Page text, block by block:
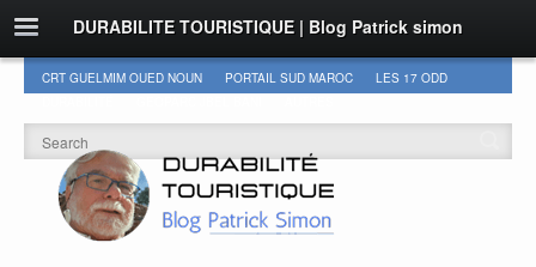
DURABILITE TOURISTIQUE | Blog Patrick simon
CRT GUELMIM OUED NOUN PORTAIL SUD MAROC
LES 17 ODD